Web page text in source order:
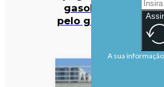
gasolina e
pelo gasóleo
A sua